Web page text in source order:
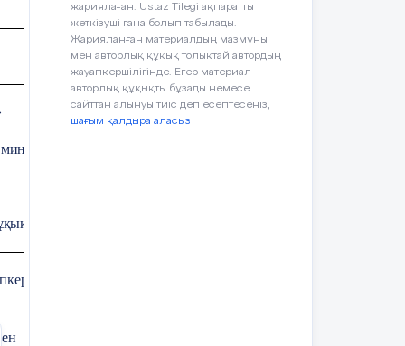
мен міндеттерім
дамыту, еңбекке құрметпен қарауға
таныстырып, олардың қоғамға пайдасын
жариялаған. Ustaz Tilegi ақпаратты
жеткізуші ғана болып табылады.
Жарияланған материалдың мазмұны
мен авторлық құқық толықтай автордың
жауапкершілігінде. Егер материал
авторлық құқықты бұзады немесе
сайттан алынуы тиіс деп есептесеңіз,
шағым қалдыра аласыз